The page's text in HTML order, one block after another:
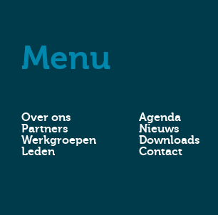
Menu
Over ons
Partners
Werkgroepen
Leden
Agenda
Nieuws
Downloads
Contact